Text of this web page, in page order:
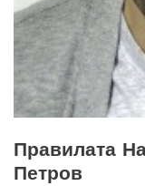
Правилата
Петров